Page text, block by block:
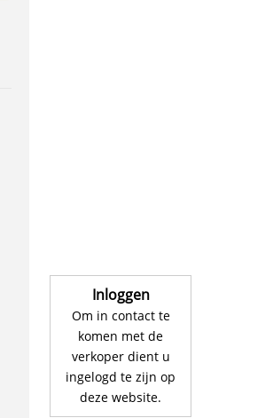
Inloggen
Om in contact te
komen met de
verkoper dient u
ingelogd te zijn op
deze website.